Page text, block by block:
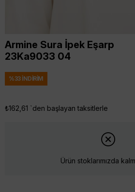
Armine Sura İpek Eşarp
23Ka9033 04
%33İNDIRIM
₺162,61 `den başlayan taksitlerle
Ürün stoklarımızda